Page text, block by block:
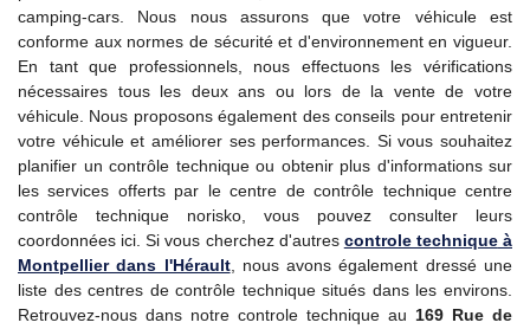
camping-cars. Nous nous assurons que votre véhicule est
conforme aux normes de sécurité et d'environnement en vigueur.
En tant que professionnels, nous effectuons les vérifications
nécessaires tous les deux ans ou lors de la vente de votre
véhicule. Nous proposons également des conseils pour entretenir
votre véhicule et améliorer ses performances. Si vous souhaitez
planifier un contrôle technique ou obtenir plus d'informations sur
les services offerts par le centre de contrôle technique centre
contrôle technique norisko, vous pouvez consulter leurs
coordonnées ici. Si vous cherchez d'autres controle techniqueà
Montpellier dans l'Hérault, nous avons également dressé une
liste des centres de contrôle technique situés dans les environs.
Retrouvez-nous dans notre controle technique au 169 Rue de